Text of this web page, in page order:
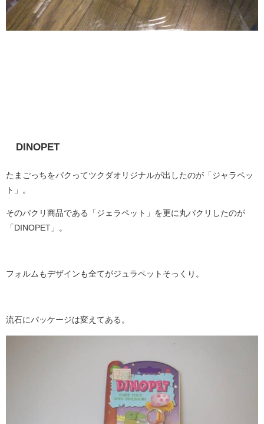
DINOPET
たまごっちをパクってツクダオリジナルが出したのが「ジャラペッ
ト」。
そのパクリ商品である「ジェラペット」を更に丸パクリしたのが
「DINOPET」。
フォルムもデザインも全てがジュラペットそっくり。
流石にパッケージは変えてある。